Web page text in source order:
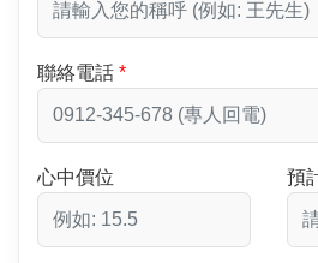
聯絡電話
心中價位
預